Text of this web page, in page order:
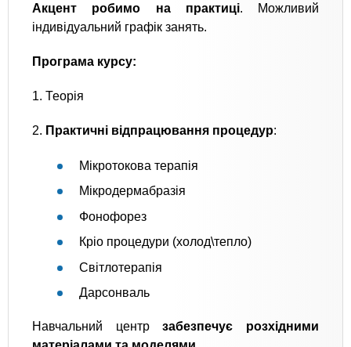
Акцент робимо на практиці. Можливий
індивідуальний графік занять.
Програма курсу:
1. Теорія
2. Практичні відпрацювання процедур:
Мікротокова терапія
Мікродермабразія
Фонофорез
Кріо процедури (холод\тепло)
Світлотерапія
Дарсонваль
Навчальний центрзабезпечує розхідними